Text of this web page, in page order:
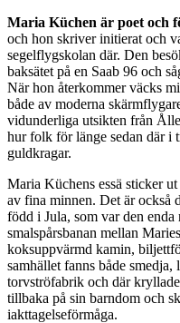
Maria Küchen är poet och
och hon skriver initierat och
segelflygskolan där. Den
baksätet på en Saab 96 och
När hon återkommer väcks
både av moderna
vidunderliga utsikten från
hur folk för länge sedan där i
guldkragar.
Maria Küchens essä sticker
av fina minnen. Det är också
född i Jula, som var den
smalspårsbanan mellan
koksuppvärmd kamin,
samhället fanns både smedja,
torvströfabrik och där
tillbaka på sin barndom och
iakttagelseförmåga.